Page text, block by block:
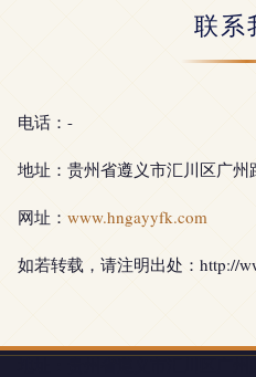
联系
电话：-
地址：贵州省遵义市汇川区广
网址： www.hngayyfk.com
如若转载，请注明出处：http://